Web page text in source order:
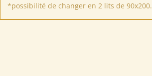
*possibilité de changer en 2 lits de 90x200.